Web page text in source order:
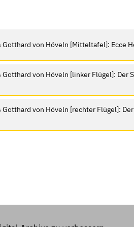
von Höveln [Mitteltafel]: Ecce
von Höveln [linker Flügel]: Der
von Höveln [rechter Flügel]: